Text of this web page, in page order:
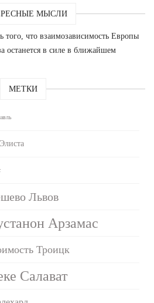
МЫСЛИ
того, что взаимозависимость Европы
останется в силе в ближайшем
МЕТКИ
Львов
Арзамас
Троицк
Салават